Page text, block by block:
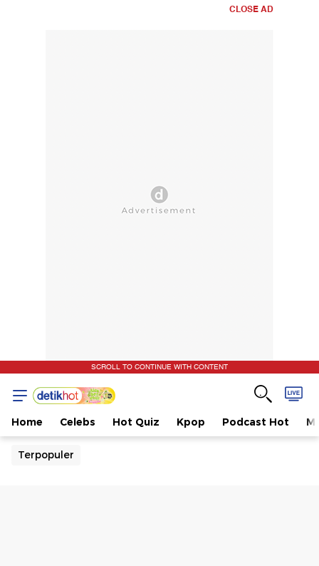
CLOSE AD
SCROLL TO CONTINUE WITH CONTENT
Home Celebs Hot Quiz Kpop Podcast Hot
Terpopuler